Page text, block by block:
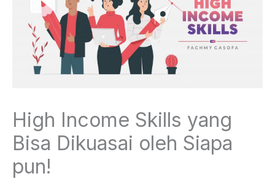
High Income Skills yang
Bisa Dikuasai oleh Siapa
pun!